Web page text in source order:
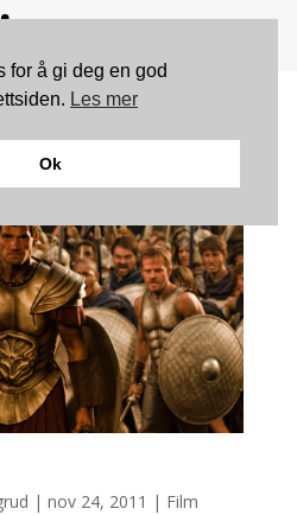
| nov 24, 2011 | Film
for å gi deg en god
Les mer
Ok